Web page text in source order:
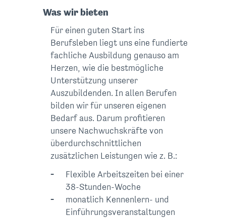
Was wir bieten
Für einen guten Start ins
Berufsleben liegt uns eine fundierte
fachliche Ausbildung genauso am
Herzen, wie die bestmögliche
Unterstützung unserer
Auszubildenden. In allen Berufen
bilden wir für unseren eigenen
Bedarf aus. Darum profitieren
unsere Nachwuchskräfte von
überdurchschnittlichen
zusätzlichen Leistungen wie z. B.:
Flexible Arbeitszeiten bei einer
38-Stunden-Woche
monatlich Kennenlern- und
Einführungsveranstaltungen